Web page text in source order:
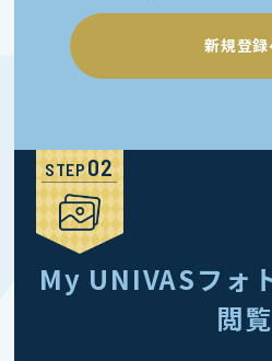
新規登録
STEP
My UNIVASフォ
閲覧